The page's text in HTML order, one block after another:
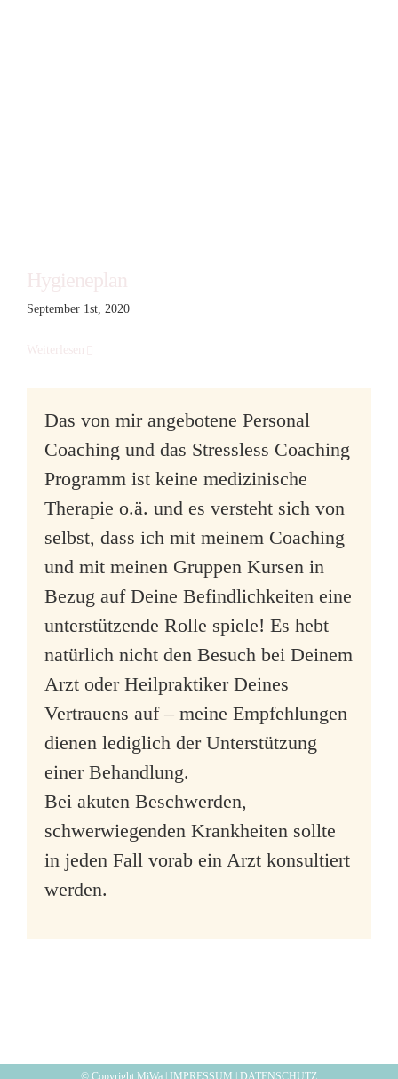
Hygieneplan
September 1st, 2020
Weiterlesen
Das von mir angebotene Personal
Coaching und das Stressless Coaching
Programm ist keine medizinische
Therapie o.ä. und es versteht sich von
selbst, dass ich mit meinem Coaching
und mit meinen Gruppen Kursen in
Bezug auf Deine Befindlichkeiten eine
unterstützende Rolle spiele! Es hebt
natürlich nicht den Besuch bei Deinem
Arzt oder Heilpraktiker Deines
Vertrauens auf – meine Empfehlungen
dienen lediglich der Unterstützung
einer Behandlung.
Bei akuten Beschwerden,
schwerwiegenden Krankheiten sollte
in jeden Fall vorab ein Arzt konsultiert
werden.